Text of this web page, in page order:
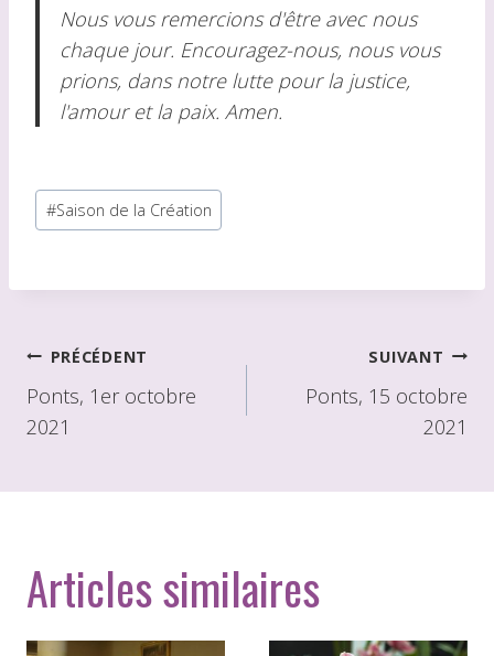
Nous vous remercions d'être avec nous
chaque jour. Encouragez-nous, nous vous
prions, dans notre lutte pour la justice,
l'amour et la paix. Amen.
Balises
du
#Saison de la Création
Navigation
de
l'article
PRÉCÉDENT
Ponts, 1er octobre
2021
SUIVANT
Ponts, 15 octobre
2021
Articles similaires